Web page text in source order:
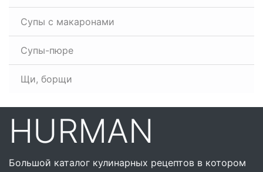
Супы с макаронами
Супы-пюре
Щи, борщи
HURMAN
Большой каталог кулинарных рецептов в котором